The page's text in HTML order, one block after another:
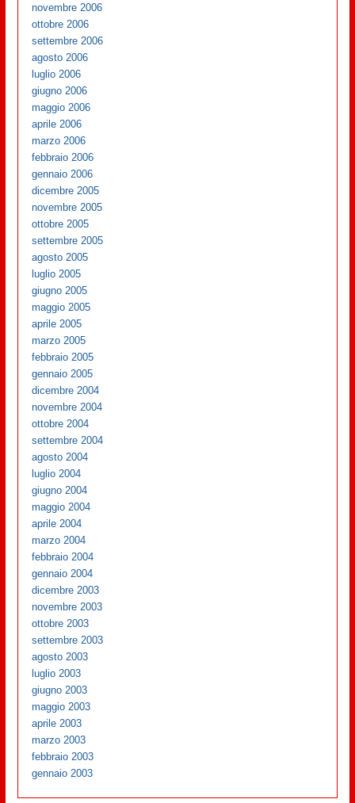
novembre 2006
ottobre 2006
settembre 2006
agosto 2006
luglio 2006
giugno 2006
maggio 2006
aprile 2006
marzo 2006
febbraio 2006
gennaio 2006
dicembre 2005
novembre 2005
ottobre 2005
settembre 2005
agosto 2005
luglio 2005
giugno 2005
maggio 2005
aprile 2005
marzo 2005
febbraio 2005
gennaio 2005
dicembre 2004
novembre 2004
ottobre 2004
settembre 2004
agosto 2004
luglio 2004
giugno 2004
maggio 2004
aprile 2004
marzo 2004
febbraio 2004
gennaio 2004
dicembre 2003
novembre 2003
ottobre 2003
settembre 2003
agosto 2003
luglio 2003
giugno 2003
maggio 2003
aprile 2003
marzo 2003
febbraio 2003
gennaio 2003